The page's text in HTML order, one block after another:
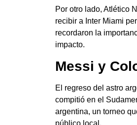
Por otro lado, Atlético
recibir a Inter Miami
recordaron la
impacto.
Messi y
El regreso del astro
compitió en el
argentina, un torneo
público local.